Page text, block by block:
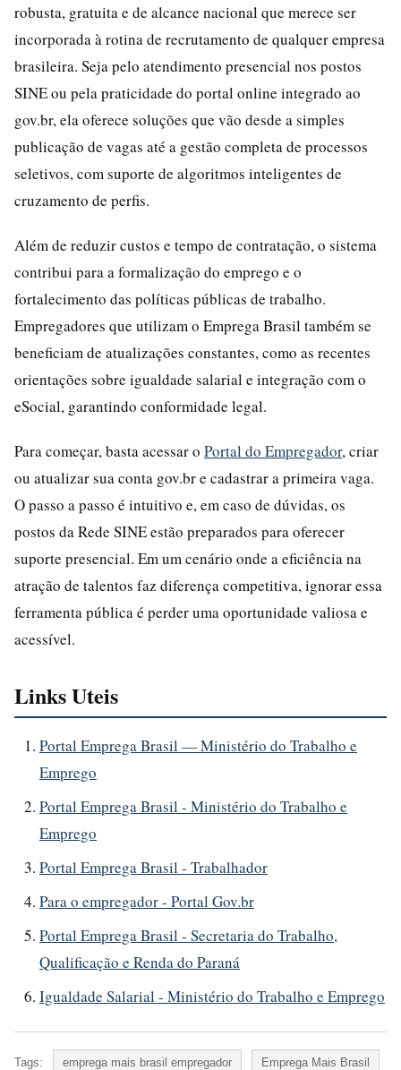
robusta, gratuita e de alcance nacional que merece ser
incorporada à rotina de recrutamento de qualquer empresa
brasileira. Seja pelo atendimento presencial nos postos
SINE ou pela praticidade do portal online integrado ao
gov.br, ela oferece soluções que vão desde a simples
publicação de vagas até a gestão completa de processos
seletivos, com suporte de algoritmos inteligentes de
cruzamento de perfis.
Além de reduzir custos e tempo de contratação, o sistema
contribui para a formalização do emprego e o
fortalecimento das políticas públicas de trabalho.
Empregadores que utilizam o Emprega Brasil também se
beneficiam de atualizações constantes, como as recentes
orientações sobre igualdade salarial e integração com o
eSocial, garantindo conformidade legal.
Para começar, basta acessar o Portal do Empregador, criar
ou atualizar sua conta gov.br e cadastrar a primeira vaga.
O passo a passo é intuitivo e, em caso de dúvidas, os
postos da Rede SINE estão preparados para oferecer
suporte presencial. Em um cenário onde a eficiência na
atração de talentos faz diferença competitiva, ignorar essa
ferramenta pública é perder uma oportunidade valiosa e
acessível.
Links Uteis
Portal Emprega Brasil — Ministério do Trabalho e
Emprego
Portal Emprega Brasil - Ministério do Trabalho e
Emprego
Portal Emprega Brasil - Trabalhador
Para o empregador - Portal Gov.br
Portal Emprega Brasil - Secretaria do Trabalho,
Qualificação e Renda do Paraná
Igualdade Salarial - Ministério do Trabalho e Emprego
Tags: emprega mais brasil empregador Emprega Mais Brasil